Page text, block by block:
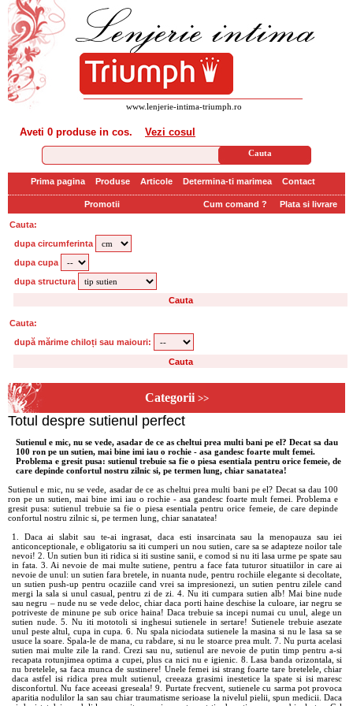
www.lenjerie-intima-triumph.ro
Aveti 0 produse in cos. Vezi cosul
Prima pagina Produse Articole Determina-ti marimea Contact
Promotii Cum comand ? Plata si livrare
Cauta:
dupa circumferinta
dupa cupa
dupa structura
Cauta:
după mărime chiloți sau maiouri:
Categorii >>
Totul despre sutienul perfect
Sutienul e mic, nu se vede, asadar de ce as cheltui prea multi bani pe el? Decat sa dau
100 ron pe un sutien, mai bine imi iau o rochie - asa gandesc foarte mult femei.
Problema e gresit pusa: sutienul trebuie sa fie o piesa esentiala pentru orice femeie, de
care depinde confortul nostru zilnic si, pe termen lung, chiar sanatatea!
Sutienul e mic, nu se vede, asadar de ce as cheltui prea multi bani pe el? Decat sa dau 100
ron pe un sutien, mai bine imi iau o rochie - asa gandesc foarte mult femei. Problema e
gresit pusa: sutienul trebuie sa fie o piesa esentiala pentru orice femeie, de care depinde
confortul nostru zilnic si, pe termen lung, chiar sanatatea!
1. Daca ai slabit sau te-ai ingrasat, daca esti insarcinata sau la menopauza sau iei
anticonceptionale, e obligatoriu sa iti cumperi un nou sutien, care sa se adapteze noilor tale
nevoi! 2. Un sutien bun iti ridica si iti sustine sanii, e comod si nu iti lasa urme pe spate sau
in fata. 3. Ai nevoie de mai multe sutiene, pentru a face fata tuturor situatiilor in care ai
nevoie de unul: un sutien fara bretele, in nuanta nude, pentru rochiile elegante si decoltate,
un sutien push-up pentru ocaziile cand vrei sa impresionezi, un sutien pentru zilele cand
mergi la sala si unul casual, pentru zi de zi. 4. Nu iti cumpara sutien alb! Mai bine nude
sau negru – nude nu se vede deloc, chiar daca porti haine deschise la culoare, iar negru se
potriveste de minune pe sub orice haina! Daca trebuie sa incepi numai cu unul, alege un
sutien nude. 5. Nu iti mototoli si inghesui sutienele in sertare! Sutienele trebuie asezate
unul peste altul, cupa in cupa. 6. Nu spala niciodata sutienele la masina si nu le lasa sa se
usuce la soare. Spala-le de mana, cu rabdare, si nu le stoarce prea mult. 7. Nu purta acelasi
sutien mai multe zile la rand. Crezi sau nu, sutienul are nevoie de putin timp pentru a-si
recapata rotunjimea optima a cupei, plus ca nici nu e igienic. 8. Lasa banda orizontala, si
nu bretelele, sa faca munca de sustinere! Unele femei isi strang foarte tare bretelele, chiar
daca astfel isi ridica prea mult sutienul, creeaza grasimi inestetice la spate si isi maresc
disconfortul. Nu face aceeasi greseala! 9. Purtate frecvent, sutienele cu sarma pot provoca
aparitia nodulilor la san sau chiar traumatisme serioase la nivelul pielii, spun medicii. Daca